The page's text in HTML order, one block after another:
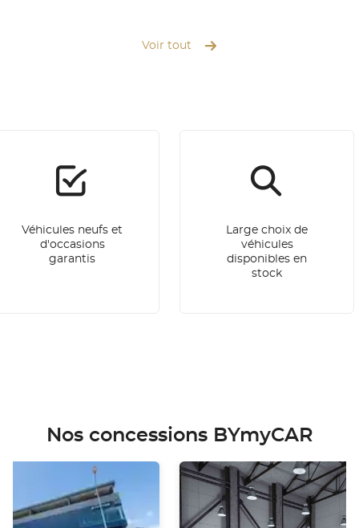
Voir tout
Véhicules neufs et
d'occasions
garantis
Large choix de
véhicules
disponibles en
stock
Nos concessions BYmyCAR